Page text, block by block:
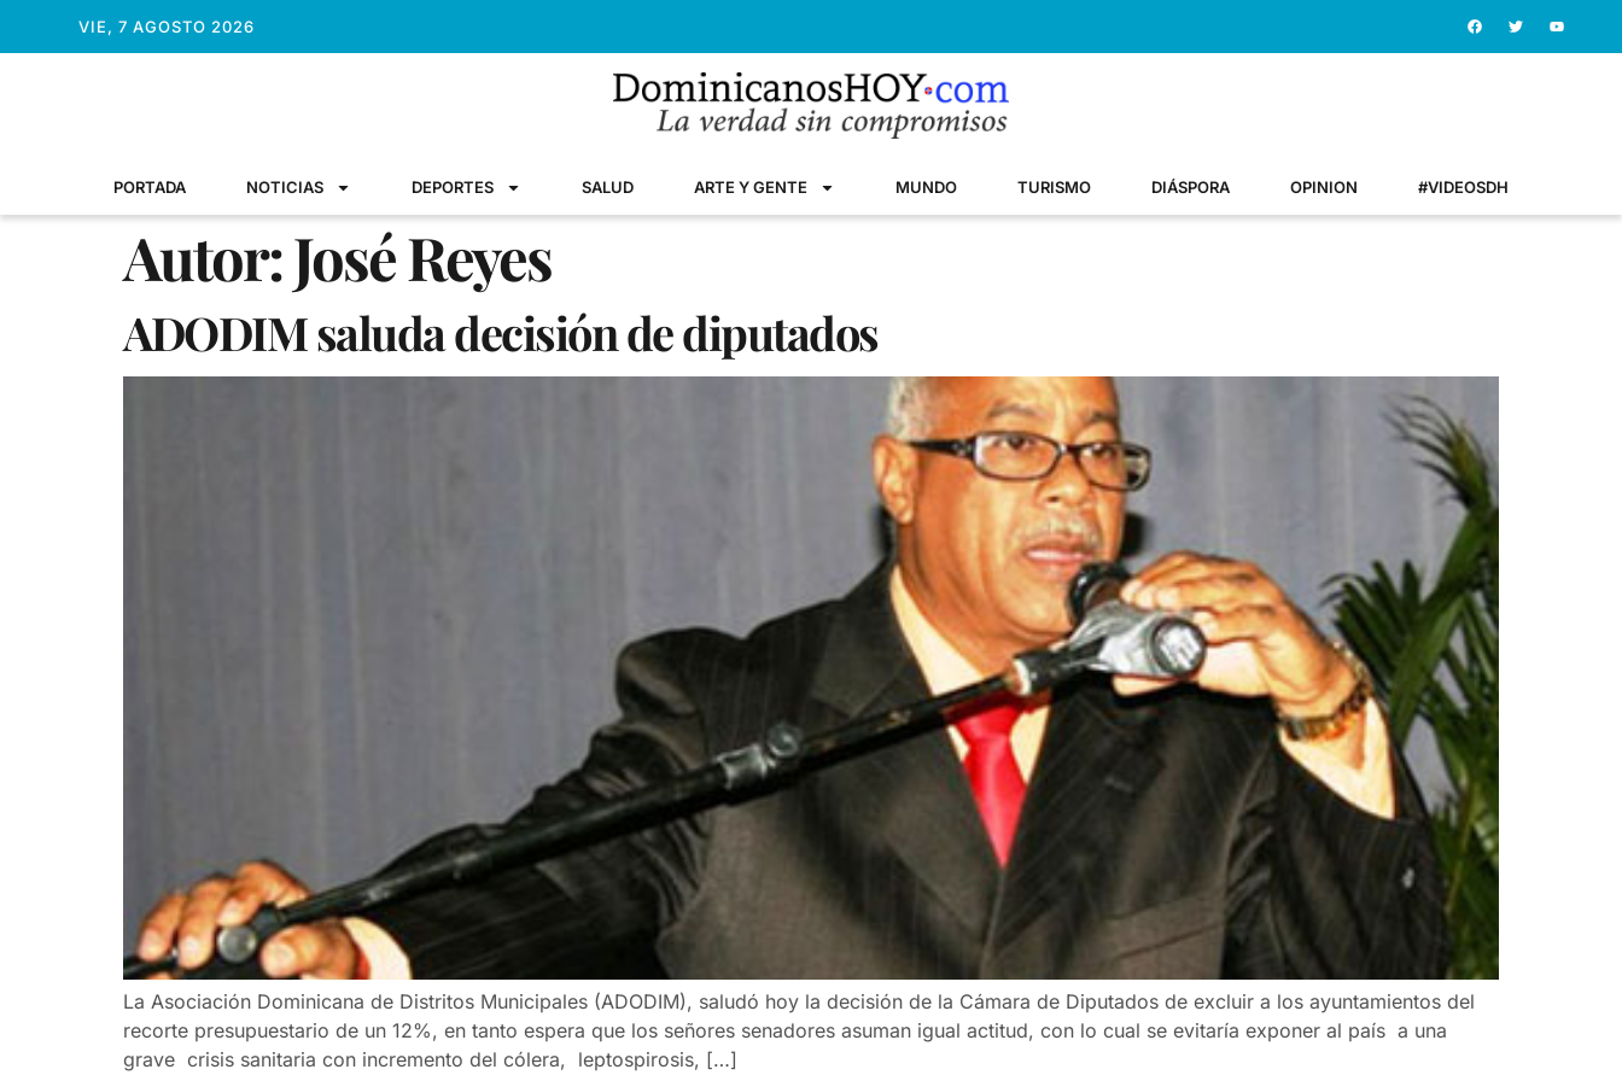
VIE, 7 AGOSTO 2026
PORTADA NOTICIAS DEPORTES SALUD ARTE Y GENTE MUNDO TURISMO DIÁSPORA OPINION #VIDEOSDH
Autor:José Reyes
ADODIM saluda decisión de diputados
La Asociación Dominicana de Distritos Municipales (ADODIM), saludó hoy la decisión de la Cámara de Diputados de excluir a los ayuntamientos del
recorte presupuestario de un 12%, en tanto espera que los señores senadores asuman igual actitud, con lo cual se evitaría exponer al país a una
grave crisis sanitaria con incremento del cólera, leptospirosis, […]